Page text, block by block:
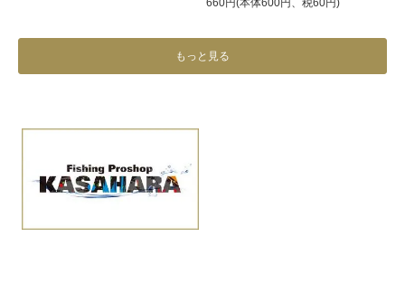
660円(本体600円、税60円)
もっと見る